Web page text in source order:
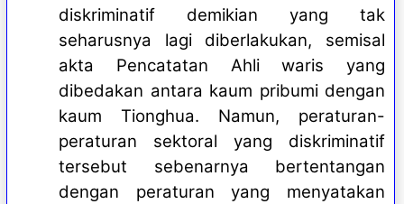
diskriminatif demikian yang tak
seharusnya lagi diberlakukan, semisal
akta Pencatatan Ahli waris yang
dibedakan antara kaum pribumi dengan
kaum Tionghua. Namun, peraturan-
peraturan sektoral yang diskriminatif
tersebut sebenarnya bertentangan
dengan peraturan yang menyatakan